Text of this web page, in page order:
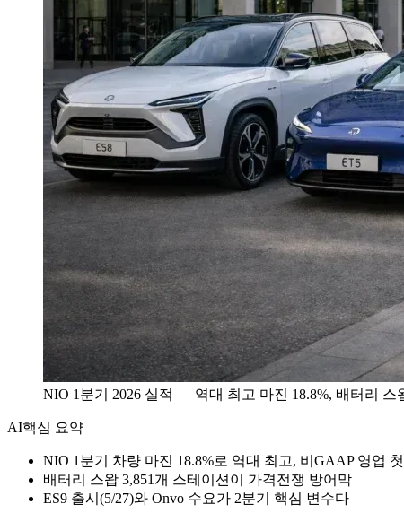
NIO 1분기 2026 실적 — 역대 최고 마진 18.8%, 배터리
AI핵심 요약
NIO 1분기 차량 마진 18.8%로 역대 최고, 비GAAP 영업
배터리 스왑 3,851개 스테이션이 가격전쟁 방어막
ES9 출시(5/27)와 Onvo 수요가 2분기 핵심 변수다